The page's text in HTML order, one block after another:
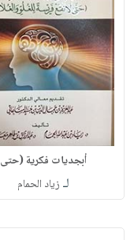
أبجديات فكرية (حتى
لـ زياد الحمام